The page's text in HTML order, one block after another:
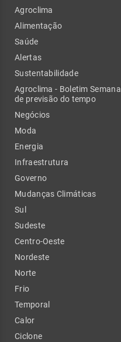
Agroclima
Alimentação
Saúde
Alertas
Sustentabilidade
Agroclima - Boletim Semanal
de previsão do tempo
Negócios
Moda
Energia
Infraestrutura
Governo
Mudanças Climáticas
Sul
Sudeste
Centro-Oeste
Nordeste
Norte
Frio
Temporal
Calor
Ciclone